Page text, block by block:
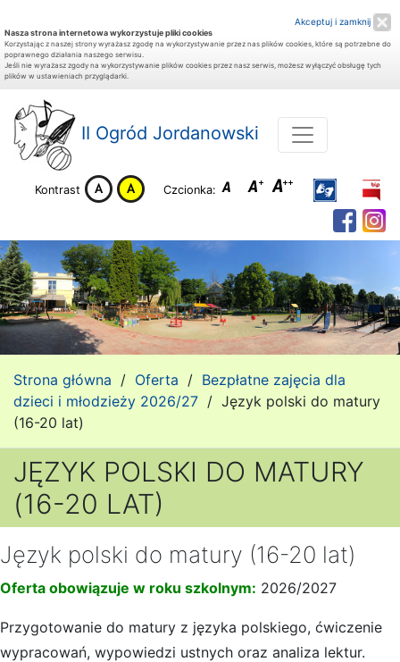
Akceptuj i zamknij
Nasza strona internetowa wykorzystuje pliki cookies
Korzystając z naszej strony wyrażasz zgodę na wykorzystywanie przez nas plików cookies, które są potrzebne do
poprawnego działania naszego serwisu.
Jeśli nie wyrażasz zgody na wykorzystywanie plików cookies przez nasz serwis, możesz wyłączyć obsługę tych
plików w ustawieniach przyglądarki.
II Ogród Jordanowski
Kontrast Czcionka:
Strona główna / Oferta / Bezpłatne zajęcia dla
dzieci i młodzieży 2026/27 / Język polski do matury
(16-20 lat)
JĘZYK POLSKI DO MATURY
(16-20 LAT)
Język polski do matury (16-20 lat)
Oferta obowiązuje w roku szkolnym: 2026/2027
Przygotowanie do matury z języka polskiego, ćwiczenie
wypracowań, wypowiedzi ustnych oraz analiza lektur.